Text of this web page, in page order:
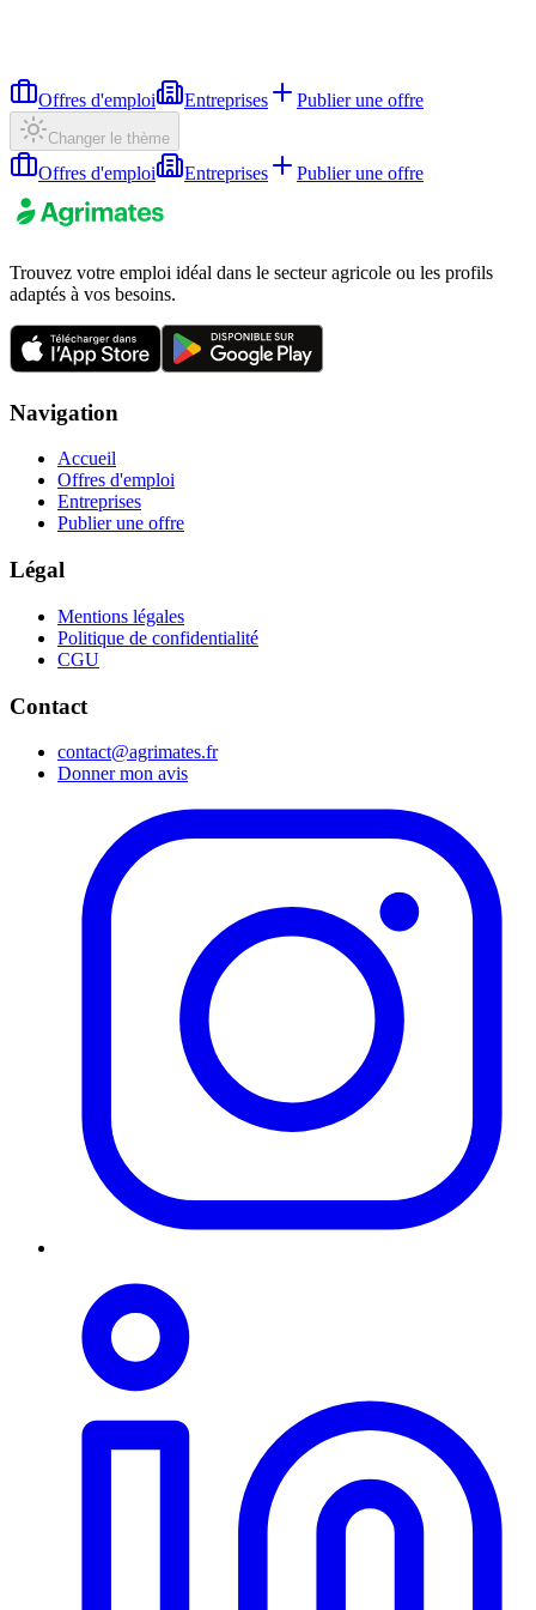
Offres d'emploi Entreprises Publier une offre
Changer le thème
Offres d'emploi Entreprises Publier une offre
Trouvez votre emploi idéal dans le secteur agricole ou les profils
adaptés à vos besoins.
Navigation
Accueil
Offres d'emploi
Entreprises
Publier une offre
Légal
Mentions légales
Politique de confidentialité
CGU
Contact
contact@agrimates.fr
Donner mon avis